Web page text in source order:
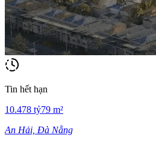
Tin hết hạn
10.478 tỷ79 m²
An Hải, Đà Nẵng